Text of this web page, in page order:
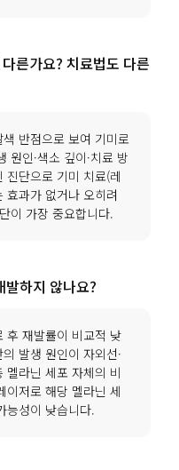
른가요? 치료법도 다른
반점으로 보여 기미로
원인·색소 깊이·치료 방
진단으로 기미 치료(레
효과가 없거나 오히려
이 가장 중요합니다.
후 재발률이 비교적 낮
발생 원인이 자외선·
멜라닌 세포 자체의 비
이저로 해당 멜라닌 세